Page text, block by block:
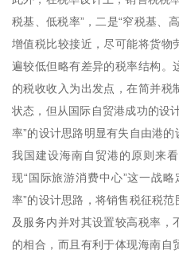
税基、低税率”，二是“窄税基、
增值税比较接近，尽可能将货物
遍较低但略有差异的税率结构。
的税收收入为出发点，在简并税
状态，但从国际自贸港成功的设
率”的设计思路明显有失自由港
我国建设海南自贸港的原则来
现“国际旅游消费中心”这一战
率”的设计思路，将销售税征税
及服务内并对其设置较高税率，
的相合，而且有利于体现海南自